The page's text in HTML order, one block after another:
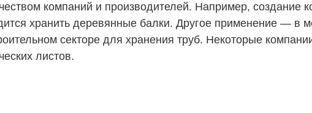
компаний и производителей. Например,
хранить деревянные балки. Другое применение — в
секторе для хранения труб. Некоторые
листов.